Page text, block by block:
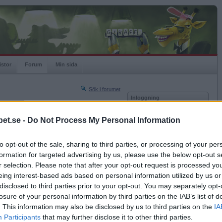
- Do Not Process My Personal Information
opt-out of the sale, sharing to third parties, or processing of your
for targeted advertising by us, please use the below opt-out
selection. Please note that after your opt-out request is processed
interest-based ads based on personal information utilized by us
to third parties prior to your opt-out. You may separately
of your personal information by third parties on the IAB’s list of
This information may also be disclosed by us to third parties on the
Participants that may further disclose it to other third parties.
Forum Min sida
Sök i forumet
Nästa sida »
2013-01-12 17:31
Inloggning
Kom ihåg mig
Glömt ditt lösenord?
Få ny aktiveringslänk
Betapet är gratis!